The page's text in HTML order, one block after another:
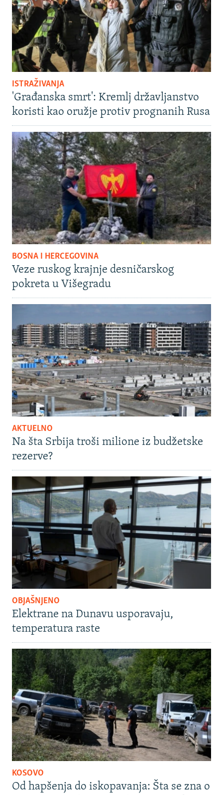
ISTRAŽIVANJA
'Građanska smrt': Kremlj državljanstvo
koristi kao oružje protiv prognanih Rusa
BOSNA I HERCEGOVINA
Veze ruskog krajnje desničarskog
pokreta u Višegradu
AKTUELNO
Na šta Srbija troši milione iz budžetske
rezerve?
OBJAŠNJENO
Elektrane na Dunavu usporavaju,
temperatura raste
KOSOVO
Od hapšenja do iskopavanja: Šta se zna o